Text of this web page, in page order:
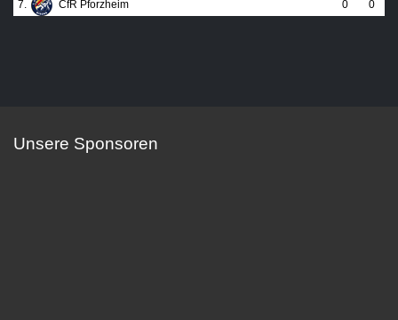
7.
CfR Pforzheim 0 0
Unsere Sponsoren